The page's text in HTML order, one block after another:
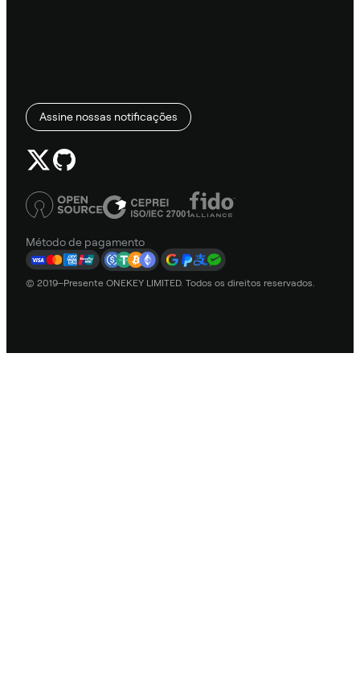
Assine nossas notificações
Método de pagamento
© 2019–Presente ONEKEY LIMITED. Todos os direitos reservados.